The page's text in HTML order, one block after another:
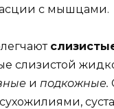
с мышцами.
слизистой
и подкожные.